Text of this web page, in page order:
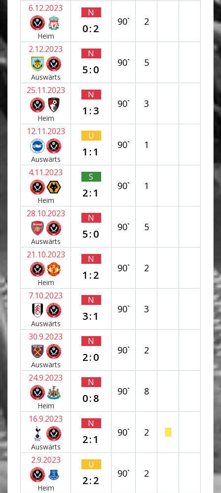
6.12.2023
Heim
N
0:2
90` 2
2.12.2023
Auswärts
N
5:0
90` 5
25.11.2023
Heim
N
1:3
90` 3
12.11.2023
Auswärts
U
1:1
90` 1
4.11.2023
Heim
S
2:1
90` 1
28.10.2023
Auswärts
N
5:0
90` 5
21.10.2023
Heim
N
1:2
90` 2
7.10.2023
Auswärts
N
3:1
90` 3
30.9.2023
Auswärts
N
2:0
90` 2
24.9.2023
Heim
N
0:8
90` 8
16.9.2023
Auswärts
N
2:1
90` 2
2.9.2023
Heim
U
2:2
90` 2